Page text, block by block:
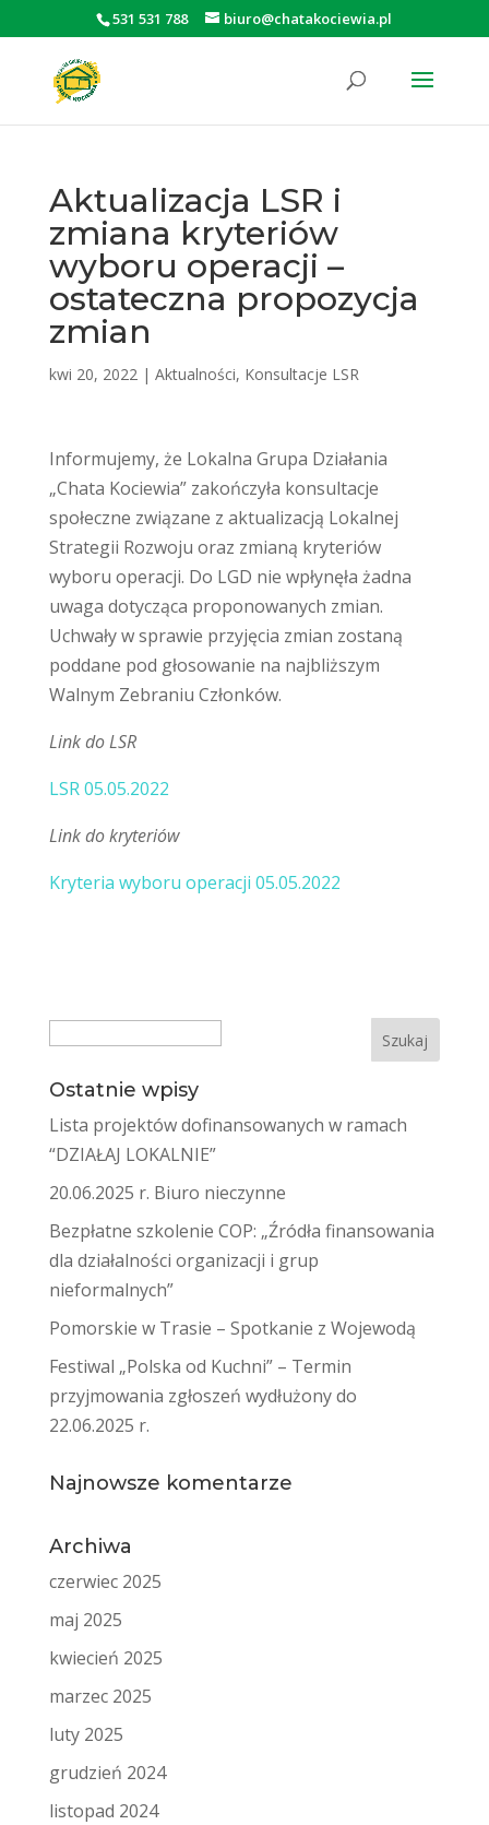
Otwórz pasek narzędzi
531 531 788 biuro@chatakociewia.pl
Aktualizacja LSR i
zmiana kryteriów
wyboru operacji –
ostateczna propozycja
zmian
kwi 20, 2022| Aktualności, Konsultacje LSR
Informujemy, że Lokalna Grupa Działania
„Chata Kociewia” zakończyła konsultacje
społeczne związane z aktualizacją Lokalnej
Strategii Rozwoju oraz zmianą kryteriów
wyboru operacji. Do LGD nie wpłynęła żadna
uwaga dotycząca proponowanych zmian.
Uchwały w sprawie przyjęcia zmian zostaną
poddane pod głosowanie na najbliższym
Walnym Zebraniu Członków.
Link do LSR
LSR 05.05.2022
Link do kryteriów
Kryteria wyboru operacji 05.05.2022
Ostatnie wpisy
Lista projektów dofinansowanych w ramach
“DZIAŁAJ LOKALNIE”
20.06.2025 r. Biuro nieczynne
Bezpłatne szkolenie COP: „Źródła finansowania
dla działalności organizacji i grup
nieformalnych”
Pomorskie w Trasie – Spotkanie z Wojewodą
Festiwal „Polska od Kuchni” – Termin
przyjmowania zgłoszeń wydłużony do
22.06.2025 r.
Najnowsze komentarze
Archiwa
czerwiec 2025
maj 2025
kwiecień 2025
marzec 2025
luty 2025
grudzień 2024
listopad 2024